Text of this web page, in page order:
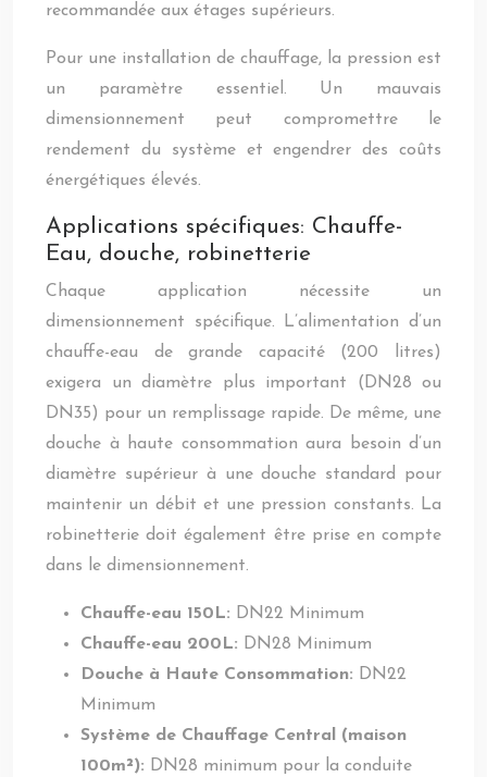
recommandée aux étages supérieurs.
Pour une installation de chauffage, la pression est
un paramètre essentiel. Un mauvais
dimensionnement peut compromettre le
rendement du système et engendrer des coûts
énergétiques élevés.
Applications spécifiques: Chauffe-
Eau, douche, robinetterie
Chaque application nécessite un
dimensionnement spécifique. L’alimentation d’un
chauffe-eau de grande capacité (200 litres)
exigera un diamètre plus important (DN28 ou
DN35) pour un remplissage rapide. De même, une
douche à haute consommation aura besoin d’un
diamètre supérieur à une douche standard pour
maintenir un débit et une pression constants. La
robinetterie doit également être prise en compte
dans le dimensionnement.
Chauffe-eau 150L: DN22 Minimum
Chauffe-eau 200L: DN28 Minimum
Douche à Haute Consommation: DN22
Minimum
Système de Chauffage Central (maison
100m²): DN28 minimum pour la conduite